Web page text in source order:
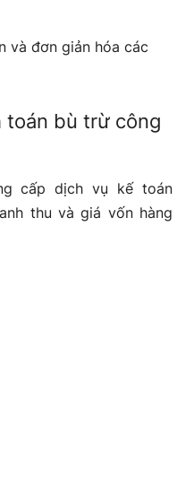
và đơn giản hóa các
toán bù trừ công
cấp dịch vụ kế toán
thu và giá vốn hàng